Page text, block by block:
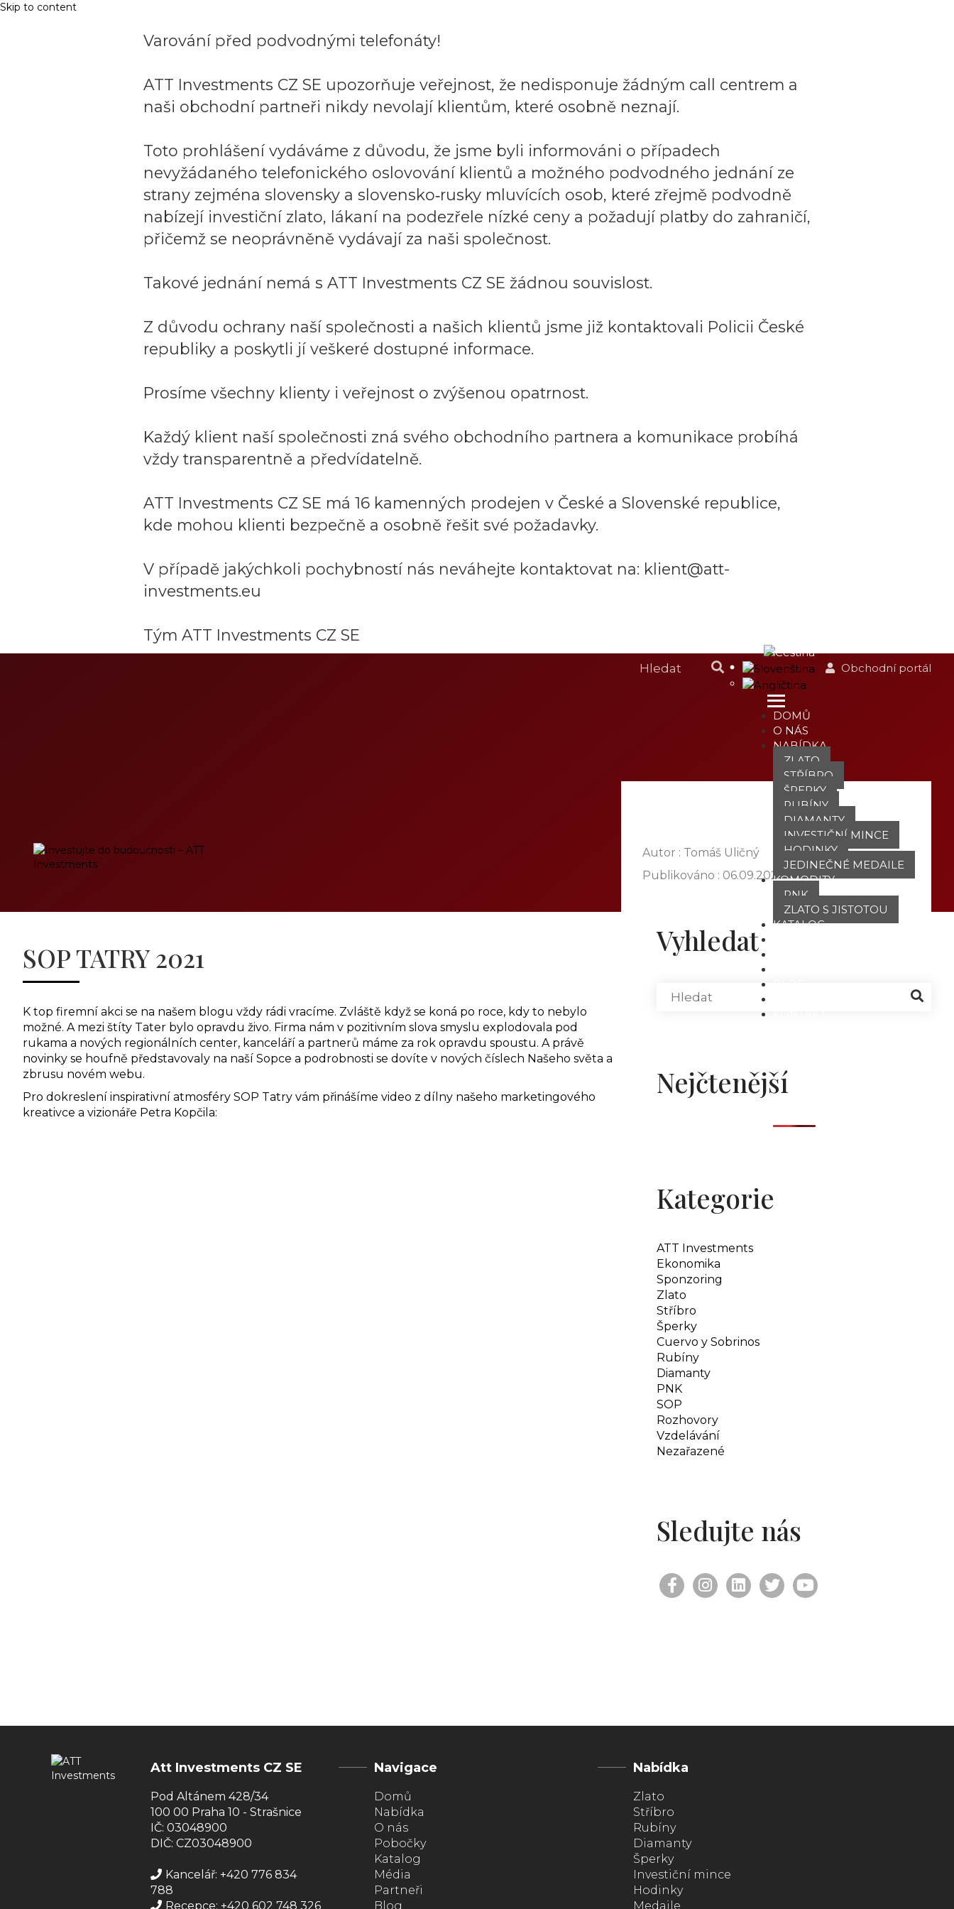
Skip to content
Varování před podvodnými telefonáty!
ATT Investments CZ SE upozorňuje veřejnost, že nedisponuje žádným call centrem a
naši obchodní partneři nikdy nevolají klientům, které osobně neznají.
Toto prohlášení vydáváme z důvodu, že jsme byli informováni o případech
nevyžádaného telefonického oslovování klientů a možného podvodného jednání ze
strany zejména slovensky a slovensko‑rusky mluvících osob, které zřejmě podvodně
nabízejí investiční zlato, lákaní na podezřele nízké ceny a požadují platby do zahraničí,
přičemž se neoprávněně vydávají za naši společnost.
Takové jednání nemá s ATT Investments CZ SE žádnou souvislost.
Z důvodu ochrany naší společnosti a našich klientů jsme již kontaktovali Policii České
republiky a poskytli jí veškeré dostupné informace.
Prosíme všechny klienty i veřejnost o zvýšenou opatrnost.
Každý klient naší společnosti zná svého obchodního partnera a komunikace probíhá
vždy transparentně a předvídatelně.
ATT Investments CZ SE má 16 kamenných prodejen v České a Slovenské republice,
kde mohou klienti bezpečně a osobně řešit své požadavky.
V případě jakýchkoli pochybností nás neváhejte kontaktovat na: klient@att-
investments.eu
Tým ATT Investments CZ SE
Obchodní portál
DOMŮ
O NÁS
NABÍDKA
ZLATO
STŘÍBRO
ŠPERKY
RUBÍNY
DIAMANTY
INVESTIČNÍ MINCE
HODINKY
JEDINEČNÉ MEDAILE
KOMODITY
PNK
ZLATO S JISTOTOU
KATALOG
Autor : Tomáš Uličný
Publikováno : 06.09.2021
SOP TATRY 2021
K top firemní akci se na našem blogu vždy rádi vracíme. Zvláště když se koná po roce, kdy to nebylo
možné. A mezi štíty Tater bylo opravdu živo. Firma nám v pozitivním slova smyslu explodovala pod
rukama a nových regionálních center, kanceláří a partnerů máme za rok opravdu spoustu. A právě
novinky se houfně představovaly na naší Sopce a podrobnosti se dovíte v nových číslech Našeho světa a
zbrusu novém webu.
Pro dokreslení inspirativní atmosféry SOP Tatry vám přinášíme video z dílny našeho marketingového
kreativce a vizionáře Petra Kopčila:
Vyhledat
Nejčtenější
Kategorie
ATT Investments
Ekonomika
Sponzoring
Zlato
Stříbro
Šperky
Cuervo y Sobrinos
Rubíny
Diamanty
PNK
SOP
Rozhovory
Vzdelávání
Nezařazené
Sledujte nás
Att Investments CZ SE
Pod Altánem 428/34
100 00 Praha 10 - Strašnice
IČ: 03048900
DIČ: CZ03048900
Kancelář: +420 776 834
788
Recepce: +420 602 748 326
Navigace
Domů
Nabídka
O nás
Pobočky
Katalog
Média
Partneři
Blog
Nabídka
Zlato
Stříbro
Rubíny
Diamanty
Šperky
Investiční mince
Hodinky
Medaile